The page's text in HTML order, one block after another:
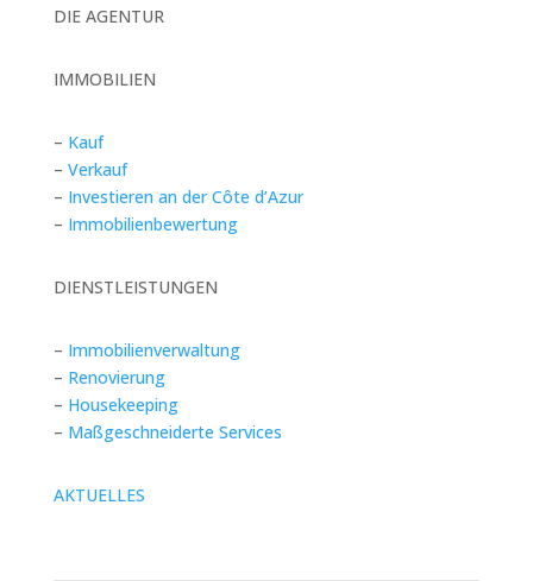
DIE AGENTUR
IMMOBILIEN
– Kauf
– Verkauf
– Investieren an der Côte d’Azur
– Immobilienbewertung
DIENSTLEISTUNGEN
– Immobilienverwaltung
– Renovierung
– Housekeeping
– Maßgeschneiderte Services
AKTUELLES